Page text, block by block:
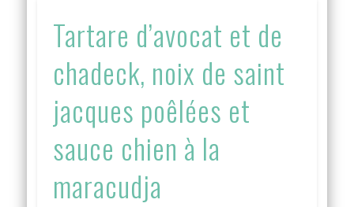
Tartare d’avocat et de
chadeck, noix de saint
jacques poêlées et
sauce chien à la
maracudja